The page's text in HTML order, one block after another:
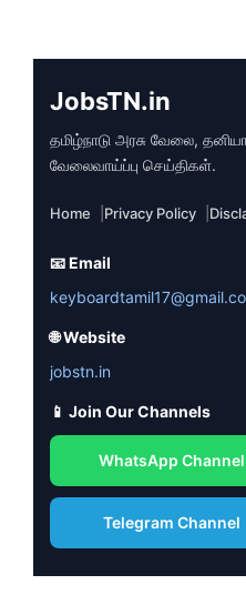
JobsTN.in
தமிழ்நாடு அரசு வேலை,
வேலைவாய்ப்பு செய்திகள்.
Home Privacy Policy
📧 Email
🌐 Website
jobstn.in
📱 Join Our Channels
WhatsApp Channel
Telegram Channel